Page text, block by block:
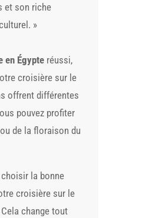
et son riche
»
en Égypte réussi,
croisière sur le
offrent différentes
pouvez profiter
de la floraison du
la bonne
croisière sur le
change tout